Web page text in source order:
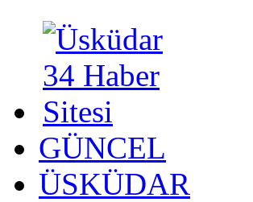
GÜNCEL
ÜSKÜDAR